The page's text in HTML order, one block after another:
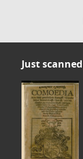
Just scanned